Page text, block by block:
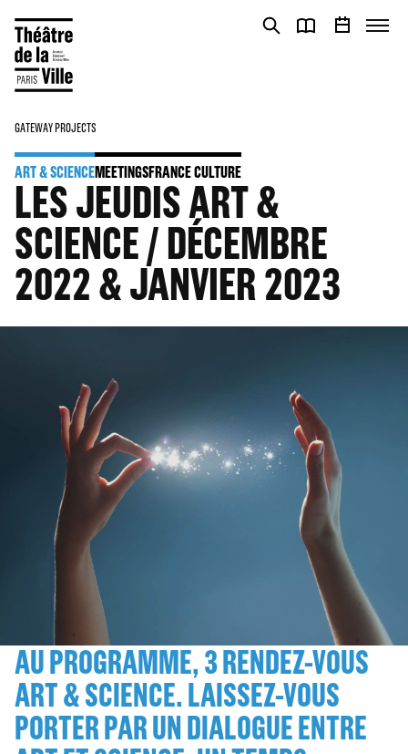
GATEWAY PROJECTS
ART & SCIENCEMEETINGSFRANCE CULTURE
LES JEUDIS ART &
SCIENCE / DÉCEMBRE
2022 & JANVIER 2023
AU PROGRAMME, 3 RENDEZ-VOUS
ART & SCIENCE. LAISSEZ-VOUS
PORTER PAR UN DIALOGUE ENTRE